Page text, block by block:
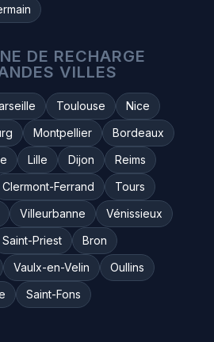
DE RECHARGE
VILLES
Toulouse
Nice
Montpellier
Bordeaux
Lille Dijon
Reims
Clermont-Ferrand
Tours
Villeurbanne
Vénissieux
Saint-Priest
Bron
Vaulx-en-Velin
Oullins
Saint-Fons